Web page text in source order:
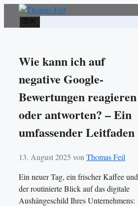
Wie kann ich auf
negative Google-
Bewertungen reagieren
oder antworten? – Ein
umfassender Leitfaden
13. August 2025 von Thomas Feil
Ein neuer Tag, ein frischer Kaffee und
der routinierte Blick auf das digitale
Aushängeschild Ihres Unternehmens: